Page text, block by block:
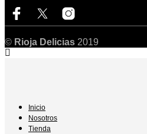
© Rioja Delicias 2019
Inicio
Nosotros
Tienda